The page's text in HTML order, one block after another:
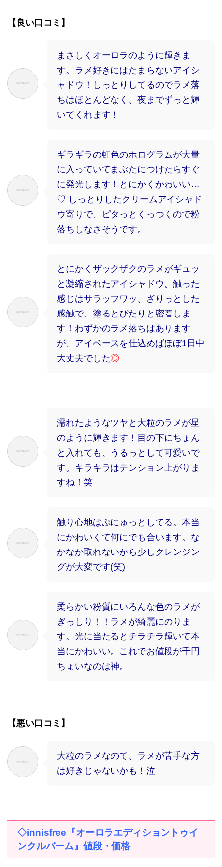
【良い口コミ】
まさしくオーロラのように輝きま
す。ラメ好きにはたまらないアイシ
ャドウ！しっとりしてるのでラメ落
ちはほとんどなく、夜までずっと輝
いてくれます！
ギラギラの虹色のホログラムが大量
に入っていてまぶたにつけたらすぐ
に発光します！とにかくかわいい…
♡ しっとりしたクリームアイシャド
ウ寄りで、ピタっとくっつくので粉
落ちしなさそうです。
とにかくザックザクのラメがギュッ
と凝縮されたアイシャドウ。触った
感じはサラッフワッ、ざりっとした
感触で、塗るとぴたりと密着しま
す！わずかのラメ落ちはあります
が、アイベースを仕込めばほぼ1日中
大丈夫でした◎
濡れたようなツヤと大粒のラメが星
のように輝きます！目の下にちょん
と入れても、うるっとして可愛いで
す。キラキラはテンション上がりま
すね！笑
触り心地はぷにゅっとしてる。本当
にかわいくて何にでも合います。な
かなか取れないから少しクレンジン
グが大変です(笑)
柔らかい粉質にいろんな色のラメが
ぎっしり！！ラメが綺麗にのりま
す。光に当たるとチラチラ輝いて本
当にかわいい。これでお値段が千円
ちょいなのは神。
【悪い口コミ】
大粒のラメなのて、ラメが苦手な方
は好きじゃないかも！泣
◇innisfree 『オーロラエディショントゥイ
ンクルバーム』値段・価格